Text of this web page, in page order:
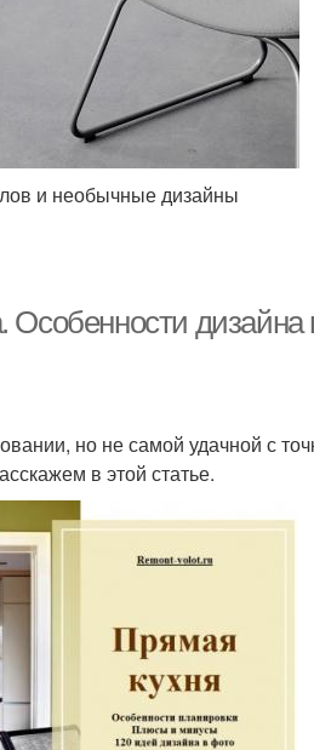
и необычные дизайны
Особенности дизайна
но не самой удачной с
в этой статье.